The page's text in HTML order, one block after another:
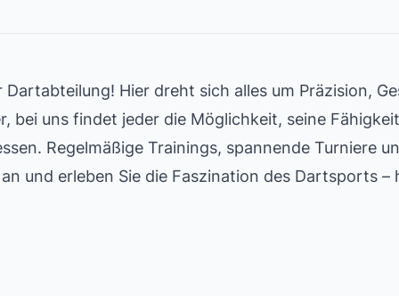
Dartabteilung! Hier dreht sich alles um Präzision,
bei uns findet jeder die Möglichkeit, seine
Regelmäßige Trainings, spannende Turniere
und erleben Sie die Faszination des Dartsports